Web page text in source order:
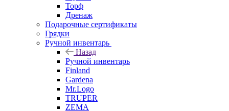
Торф
Дренаж
Подарочные сертификаты
Грядки
Ручной инвентарь
Назад
Ручной инвентарь
Finland
Gardena
Mr.Logo
TRUPER
ZEMA